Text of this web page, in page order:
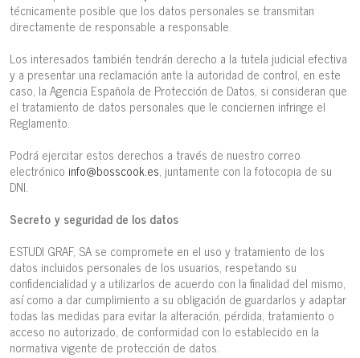
técnicamente posible que los datos personales se transmitan
directamente de responsable a responsable.
Los interesados también tendrán derecho a la tutela judicial efectiva
y a presentar una reclamación ante la autoridad de control, en este
caso, la Agencia Española de Protección de Datos, si consideran que
el tratamiento de datos personales que le conciernen infringe el
Reglamento.
Podrá ejercitar estos derechos a través de nuestro correo
electrónico info@bosscook.es, juntamente con la fotocopia de su
DNI.
Secreto y seguridad de los datos
ESTUDI GRAF, SA se compromete en el uso y tratamiento de los
datos incluidos personales de los usuarios, respetando su
confidencialidad y a utilizarlos de acuerdo con la finalidad del mismo,
así como a dar cumplimiento a su obligación de guardarlos y adaptar
todas las medidas para evitar la alteración, pérdida, tratamiento o
acceso no autorizado, de conformidad con lo establecido en la
normativa vigente de protección de datos.